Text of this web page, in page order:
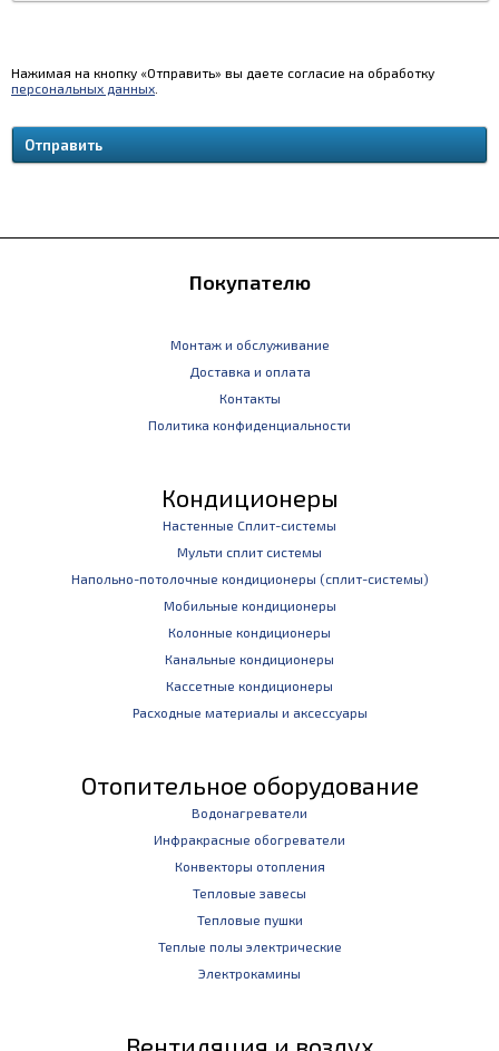
Нажимая на кнопку «Отправить» вы даете согласие на обработку
персональных данных
Покупателю
Монтаж и обслуживание
Доставка и оплата
Контакты
Политика конфиденциальности
Кондиционеры
Настенные Сплит-системы
Мульти сплит системы
Напольно-потолочные кондиционеры (сплит-системы)
Мобильные кондиционеры
Колонные кондиционеры
Канальные кондиционеры
Кассетные кондиционеры
Расходные материалы и аксессуары
Отопительное оборудование
Водонагреватели
Инфракрасные обогреватели
Конвекторы отопления
Тепловые завесы
Тепловые пушки
Теплые полы электрические
Электрокамины